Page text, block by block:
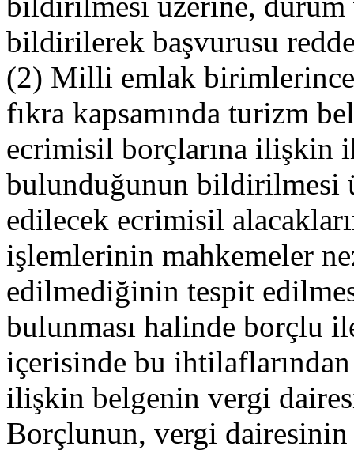
bildirilerek başvurusu
(2) Milli emlak
fıkra kapsamında turizm
ecrimisil borçlarına ilişkin
bulunduğunun bildirilmesi
edilecek ecrimisil
işlemlerinin mahkemeler
edilmediğinin tespit
bulunması halinde borçlu
içerisinde bu
ilişkin belgenin vergi
Borçlunun, vergi